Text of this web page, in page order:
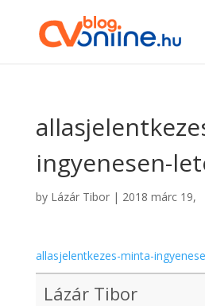
ingyenesen-
by Lázár Tibor| 2018 márc 19,
allasjelentkezes-minta-
Lázár Tibor